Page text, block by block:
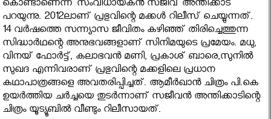
കൊണ്ടാണെന്ന് സംവിധായകന്‍ സജീവ് അന്തിക്കാട്
പറയുന്നു. 2012ലാണ് പ്രഭുവിന്റെ മക്കള്‍ റിലീസ് ചെയ്യുന്നത്.
14 വര്‍ഷത്തെ സന്ന്യാസ ജീവിതം കഴിഞ്ഞ് തിരിച്ചെത്തുന്ന
സിദ്ധാര്‍ഥന്റെ അനുഭവങ്ങളാണ് സിനിമയുടെ പ്രമേയം. മധു,
വിനയ് ഫോര്‍ട്ട്, കലാഭവന്‍ മണി, പ്രകാശ് ബാരെ,സുനില്‍
സുഖദ എന്നിവരാണ് പ്രഭുവിന്റെ മക്കളിലെ പ്രധാന
കഥാപാത്രങ്ങളെ അവതരിപ്പിച്ചത്. ആമീര്‍ഖാന്‍ ചിത്രം പി.കെ
ഉയര്‍ത്തിയ ചര്‍ച്ചയെ തുടര്‍ന്നാണ് സജീവന്‍ അന്തിക്കാടിന്റെ
ചിത്രം യൂട്യൂബില്‍ വീണ്ടും റിലീസായത്.